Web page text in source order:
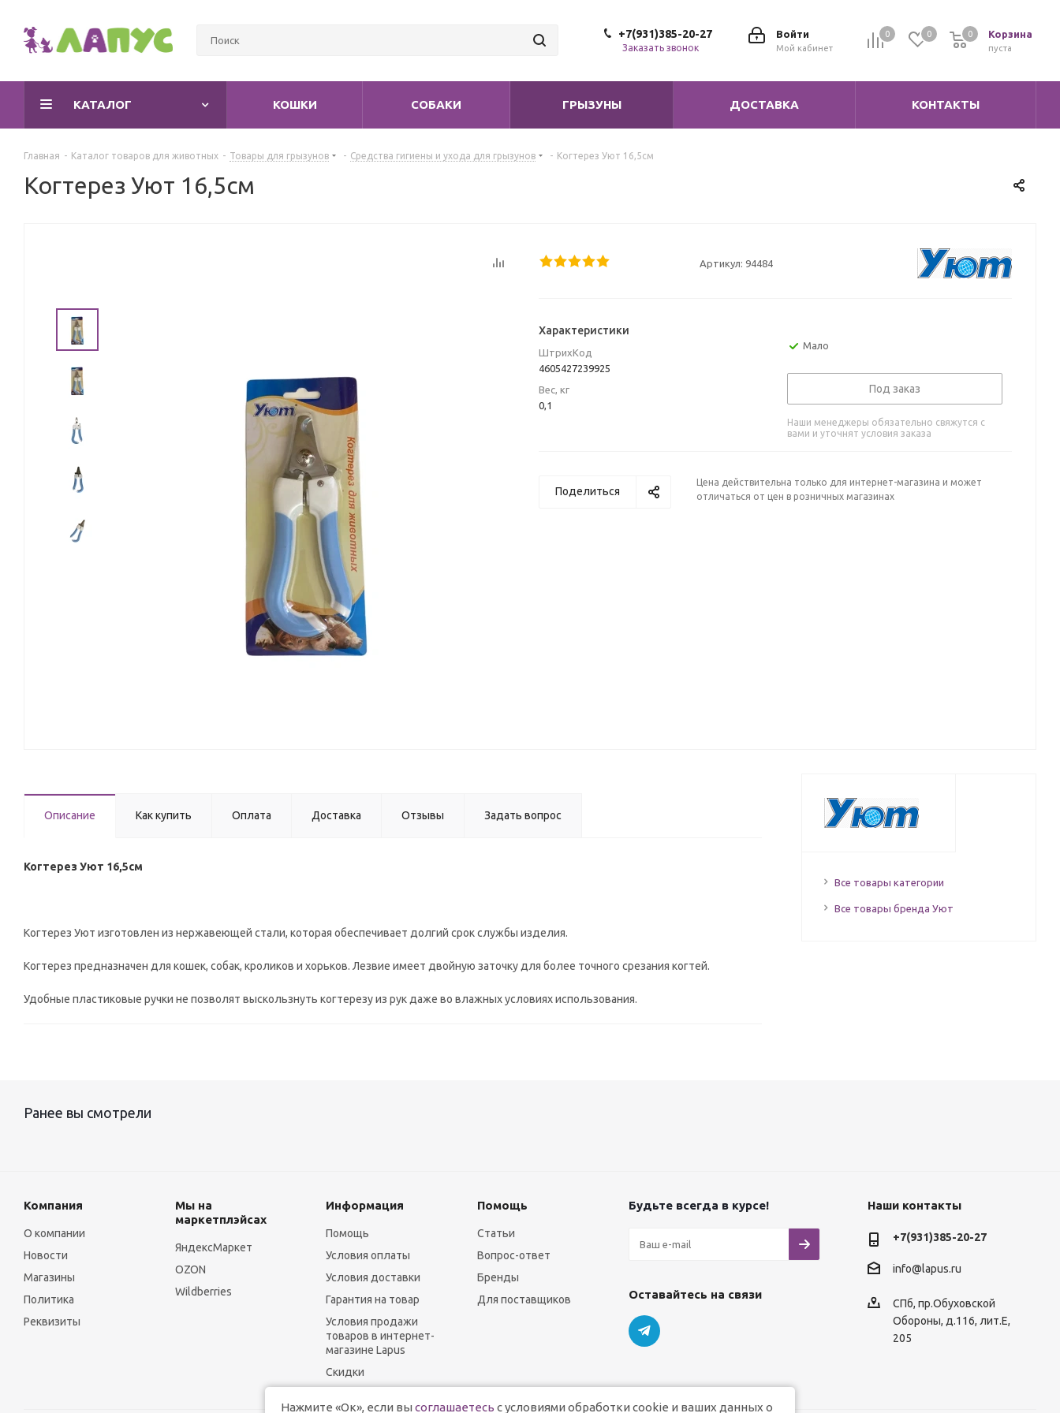
0 0 Корзина
0
пуста
0
Войти
Мой кабинет
+7(931)385-20-27
Заказать звонок
КАТАЛОГ КОШКИ СОБАКИ ГРЫЗУНЫ ДОСТАВКА КОНТАКТЫ
Главная - Каталог товаров для животных - Товары для грызунов - Средства гигиены и ухода для грызунов - Когтерез Уют 16,5см
Когтерез Уют 16,5см
Артикул: 94484
Характеристики
ШтрихКод
4605427239925
Вес, кг
0,1
Мало
Под заказ
Наши менеджеры обязательно свяжутся с
вами и уточнят условия заказа
Поделиться
Цена действительна только для интернет-магазина и может
отличаться от цен в розничных магазинах
Описание Как купить Оплата Доставка Отзывы Задать вопрос
Когтерез Уют 16,5см
Когтерез Уют изготовлен из нержавеющей стали, которая обеспечивает долгий срок службы изделия.
Когтерез предназначен для кошек, собак, кроликов и хорьков. Лезвие имеет двойную заточку для более точного срезания когтей.
Удобные пластиковые ручки не позволят выскользнуть когтерезу из рук даже во влажных условиях использования.
Все товары категории
Все товары бренда Уют
Ранее вы смотрели
Компания
О компании
Новости
Магазины
Политика
Реквизиты
Мы на
маркетплэйсах
ЯндексМаркет
OZON
Wildberries
Информация
Помощь
Условия оплаты
Условия доставки
Гарантия на товар
Условия продажи
товаров в интернет-
магазине Lapus
Скидки
Помощь
Статьи
Вопрос-ответ
Бренды
Для поставщиков
Будьте всегда в курсе!
Оставайтесь на связи
Наши контакты
+7(931)385-20-27
info@lapus.ru
СПб, пр.Обуховской
Обороны, д.116, лит.Е,
205
Нажмите «Ок», если вы соглашаетесь с условиями обработки cookie и ваших данных о